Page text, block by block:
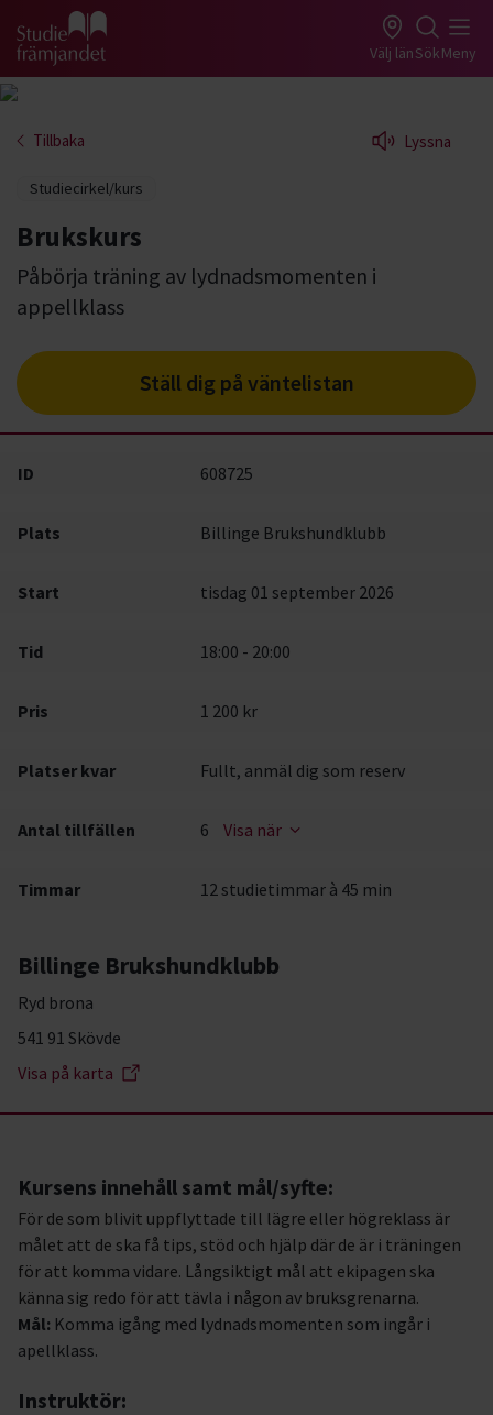
Gå till studiefrämjandets startsida Välj länSökMeny
Tillbaka Lyssna
Studiecirkel/kurs
Brukskurs
Påbörja träning av lydnadsmomenten i
appellklass
Ställ dig på väntelistan
ID 608725
Plats Billinge Brukshundklubb
Start tisdag 01 september 2026
Tid 18:00 - 20:00
Pris 1 200 kr
Platser kvar Fullt, anmäl dig som reserv
Antal tillfällen 6 Visa när
Timmar 12 studietimmar à 45 min
Billinge Brukshundklubb
Ryd brona
541 91 Skövde
Visa på karta
Kursens innehåll samt mål/syfte:
För de som blivit uppflyttade till lägre eller högreklass är
målet att de ska få tips, stöd och hjälp där de är i träningen
för att komma vidare. Långsiktigt mål att ekipagen ska
känna sig redo för att tävla i någon av bruksgrenarna.
Mål: Komma igång med lydnadsmomenten som ingår i
apellklass.
Instruktör: